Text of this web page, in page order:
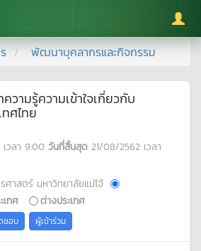
พัฒนาบุคลากรและกิจกรรม
ามรู้ความเข้าใจเกี่ยวกับ
ทศไทย
เวลา 9:00 วันที่สิ้นสุด 21/08/2562 เวลา
ศาสตร์ มหาวิทยาลัยแม่โจ้
เทศ ต่างประเทศ
ชอบ ผู้เข้าร่วม